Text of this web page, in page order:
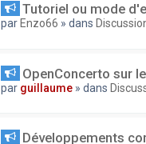
Tutoriel ou mode
par Enzo66 » dans
OpenConcerto sur
par guillaume » dans
Développements